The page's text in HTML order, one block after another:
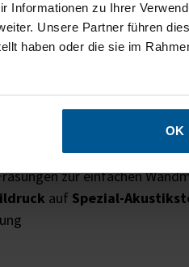
Informationen zu Ihrer
Unsere Partner führen
haben oder die sie im
OK
und der
von Mitarbeitern
Akustikbild PLUSinkl.
zur einfachen
auf Spezial-